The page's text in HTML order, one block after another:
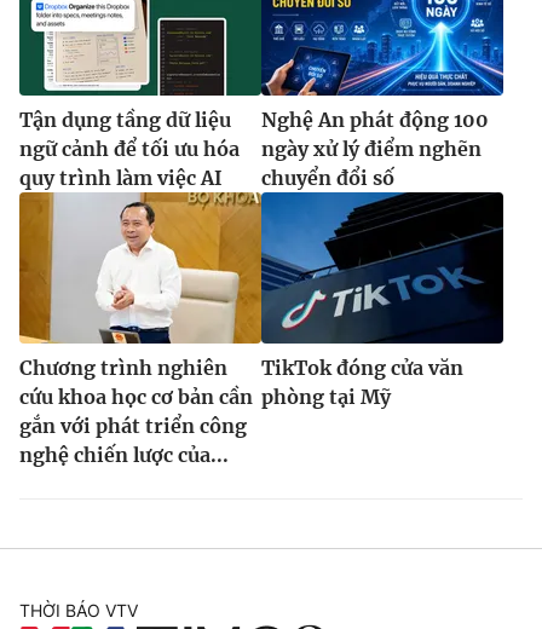
Tận dụng tầng dữ liệu
ngữ cảnh để tối ưu hóa
quy trình làm việc AI
Nghệ An phát động 100
ngày xử lý điểm nghẽn
chuyển đổi số
Chương trình nghiên
cứu khoa học cơ bản cần
gắn với phát triển công
nghệ chiến lược của...
TikTok đóng cửa văn
phòng tại Mỹ
THỜI BÁO VTV